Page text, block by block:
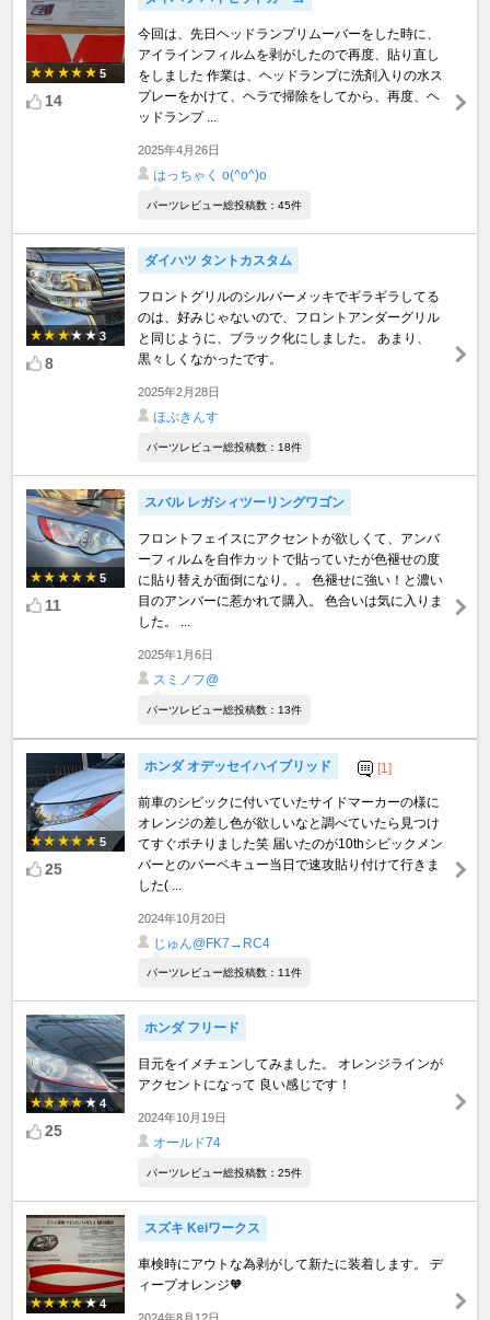
5
14
今回は、先日ヘッドランプリムーバーをした時に、
アイラインフィルムを剥がしたので再度、貼り直し
をしました 作業は、ヘッドランプに洗剤入りの水ス
プレーをかけて、ヘラで掃除をしてから、再度、ヘ
ッドランプ ...
2025年4月26日
はっちゃく o(^o^)o
パーツレビュー総投稿数：45件
3
8
ダイハツ タントカスタム
フロントグリルのシルバーメッキでギラギラしてる
のは、好みじゃないので、フロントアンダーグリル
と同じように、ブラック化にしました。 あまり、
黒々しくなかったです。
2025年2月28日
ほぷきんす
パーツレビュー総投稿数：18件
5
11
スバル レガシィツーリングワゴン
フロントフェイスにアクセントが欲しくて、アンバ
ーフィルムを自作カットで貼っていたが色褪せの度
に貼り替えが面倒になり。。 色褪せに強い！と濃い
目のアンバーに惹かれて購入。 色合いは気に入りま
した。 ...
2025年1月6日
スミノフ@
パーツレビュー総投稿数：13件
5
25
ホンダ オデッセイハイブリッド [1]
前車のシビックに付いていたサイドマーカーの様に
オレンジの差し色が欲しいなと調べていたら見つけ
てすぐポチりました笑 届いたのが10thシビックメン
バーとのバーベキュー当日で速攻貼り付けて行きま
した( ...
2024年10月20日
じゅん@FK7→RC4
パーツレビュー総投稿数：11件
4
25
ホンダ フリード
目元をイメチェンしてみました。 オレンジラインが
アクセントになって 良い感じです！
2024年10月19日
オールド74
パーツレビュー総投稿数：25件
4
スズキ Keiワークス
車検時にアウトな為剥がして新たに装着します。 デ
ィープオレンジ🧡